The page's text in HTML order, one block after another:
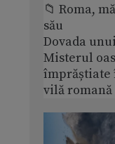
📁 Roma,
său
Dovada
Misterul
împrăștiate
vilă romană